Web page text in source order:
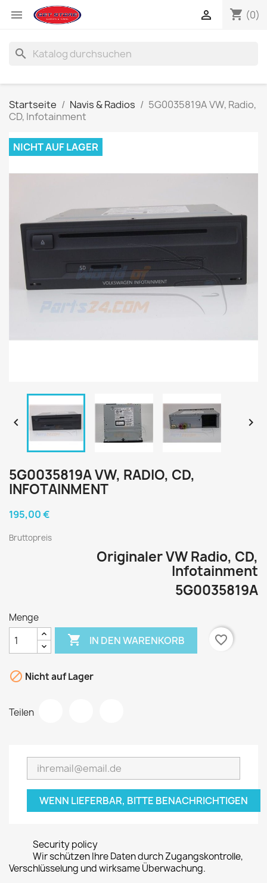
 shopping_cart (0)

search
Startseite Navis & Radios
5G0035819A VW, Radio,
CD, Infotainment
NICHT AUF LAGER
 
5G0035819A VW, RADIO, CD,
INFOTAINMENT
195,00 €
Bruttopreis
Originaler VW Radio, CD,
Infotainment
5G0035819A
Menge
 IN DEN WARENKORB favorite_border
 Nicht auf Lager
Teilen
WENN LIEFERBAR, BITTE BENACHRICHTIGEN
Security policy
Wir schützen Ihre Daten durch Zugangskontrolle,
Verschlüsselung und wirksame Überwachung.